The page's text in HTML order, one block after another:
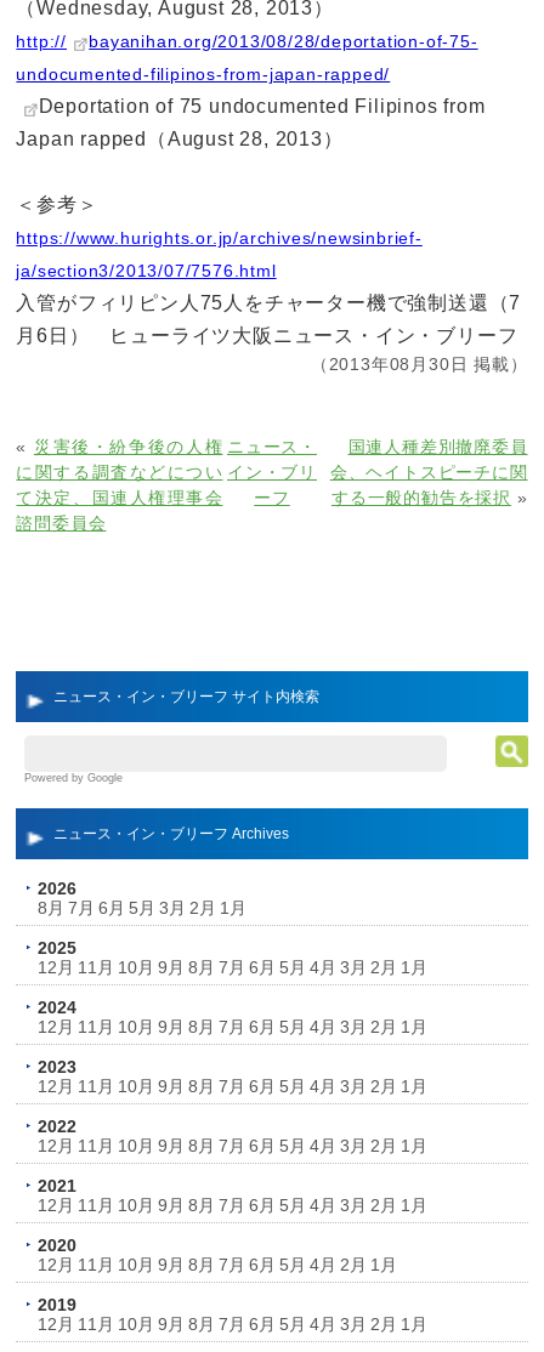
ニュース・イン・ブリーフ サイト内検索
Powered by Google
ニュース・イン・ブリーフ Archives
2026
8月 7月 6月 5月 3月 2月 1月
2025
12月 11月 10月 9月 8月 7月 6月 5月 4月 3月 2月 1月
2024
12月 11月 10月 9月 8月 7月 6月 5月 4月 3月 2月 1月
2023
12月 11月 10月 9月 8月 7月 6月 5月 4月 3月 2月 1月
2022
12月 11月 10月 9月 8月 7月 6月 5月 4月 3月 2月 1月
2021
12月 11月 10月 9月 8月 7月 6月 5月 4月 3月 2月 1月
2020
12月 11月 10月 9月 8月 7月 6月 5月 4月 2月 1月
2019
12月 11月 10月 9月 8月 7月 6月 5月 4月 3月 2月 1月
（Wednesday, August 28, 2013）
http://
bayanihan.org/2013/08/28/deportation-of-75-
undocumented-filipinos-from-japan-rapped/
Deportation of 75 undocumented Filipinos from
Japan rapped（August 28, 2013）
＜参考＞
https://www.hurights.or.jp/archives/newsinbrief-
ja/section3/2013/07/7576.html
入管がフィリピン人75人をチャーター機で強制送還（7
月6日） ヒューライツ大阪ニュース・イン・ブリーフ
（2013年08月30日 掲載）
« 災害後・紛争後の人権
に関する調査などについ
て決定、国連人権理事会
諮問委員会
国連人種差別撤廃委員
会、ヘイトスピーチに関
する一般的勧告を採択 »
ニュース・
イン・ブリ
ーフ